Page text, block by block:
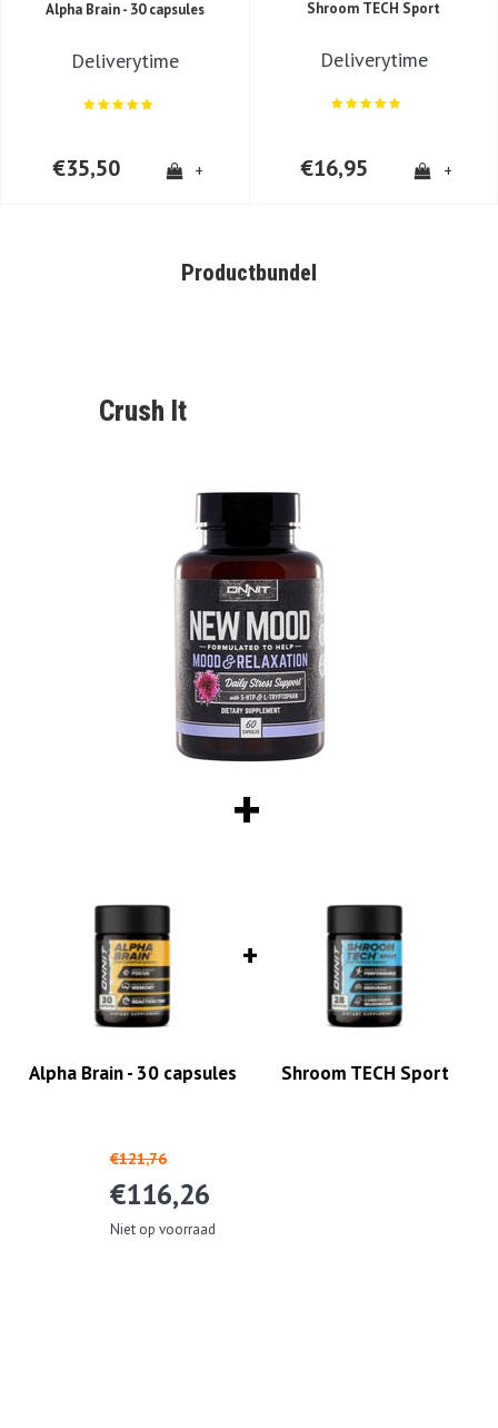
Alpha Brain - 30 capsules
Deliverytime
€35,50 +
Shroom TECH Sport
Deliverytime
€16,95 +
Productbundel
Crush It
Alpha Brain - 30 capsules Shroom TECH Sport
€121,76
€116,26
Niet op voorraad